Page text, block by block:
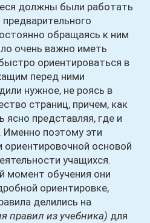
должны были работать
обращаясь к ним
очень важно иметь
ориентироваться в
перед ними
нужное, не роясь в
страниц, причем, как
ясно представляя, где и
Именно поэтому эти
ориентировочной основой
учащихся.
момент обучения они
ориентировке,
делились на
правил из учебника) для